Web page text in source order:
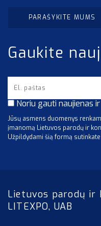
PARAŠYKITE MUMS
Gaukite
Noriu gauti naujienas
Jūsų asmens duomenys
įmanomą Lietuvos parodų ir
Užpildydami šią formą
Lietuvos parodų ir
LITEXPO, UAB